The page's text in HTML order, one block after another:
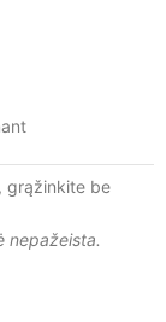
grąžinkite be
nepažeista.